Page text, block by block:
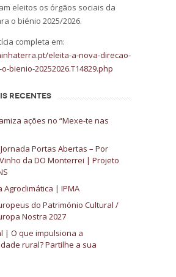
eleitos os órgãos sociais da
o biénio 2025/2026.
completa em:
eleita-a-nova-direcao-
bienio-20252026.T14829.php
RECENTES
ações no “Mexe-te nas
Portas Abertas – Por
da DO Monterrei | Projeto
Agroclimática | IPMA
do Património Cultural /
Nostra 2027
| O que impulsiona a
rural? Partilhe a sua